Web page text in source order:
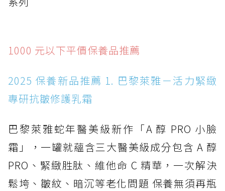
1000 元以下平價保養品推薦
2025 保養新品推薦 1. 巴黎萊雅－活力緊緻
專研抗皺修護乳霜
巴黎萊雅蛇年醫美級新作「A 醇 PRO 小臉
霜」，一罐就蘊含三大醫美級成分包含 A 醇
PRO、緊緻胜肽、維他命 C 精華，一次解決
鬆垮、皺紋、暗沉等老化問題 保養無須再瓶